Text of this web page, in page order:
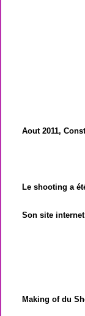
Aout 2011,
Le shooting a
Son site
Making of du